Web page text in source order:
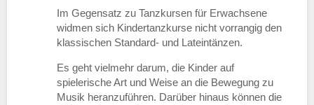
Im Gegensatz zu Tanzkursen für Erwachsene
widmen sich Kindertanzkurse nicht vorrangig den
klassischen Standard- und Lateintänzen.
Es geht vielmehr darum, die Kinder auf
spielerische Art und Weise an die Bewegung zu
Musik heranzuführen. Darüber hinaus können die